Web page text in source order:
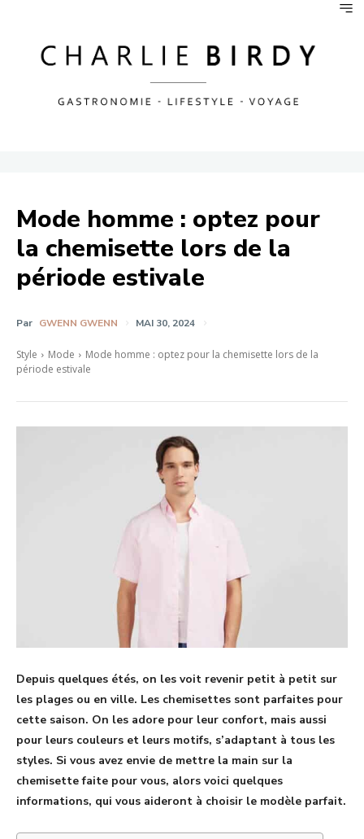
Mode homme : optez pour
la chemisette lors de la
période estivale
Par GWENN GWENN MAI 30, 2024
Style Mode
Mode homme : optez pour la chemisette lors de la
période estivale
Depuis quelques étés, on les voit revenir petit à petit sur
les plages ou en ville. Les chemisettes sont parfaites pour
cette saison. On les adore pour leur confort, mais aussi
pour leurs couleurs et leurs motifs, s’adaptant à tous les
styles. Si vous avez envie de mettre la main sur la
chemisette faite pour vous, alors voici quelques
informations, qui vous aideront à choisir le modèle parfait.